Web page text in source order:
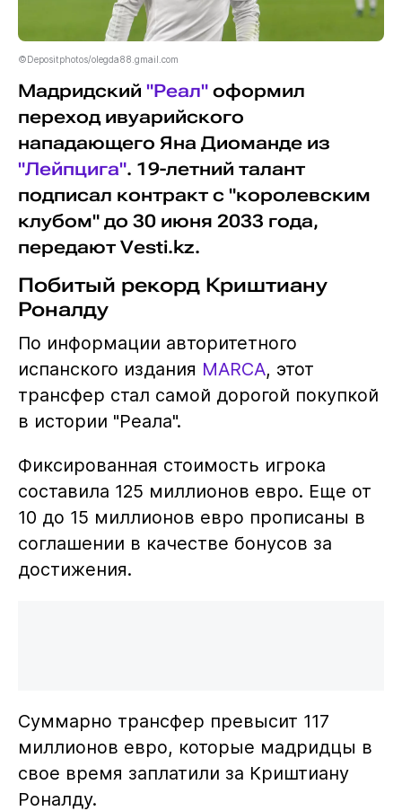
©Depositphotos/olegda88.gmail.com
Мадридский "Реал"оформил
переход ивуарийского
нападающего Яна Диоманде из
"Лейпцига". 19-летний талант
подписал контракт с "королевским
клубом" до 30 июня 2033 года,
передают Vesti.kz.
Побитый рекорд Криштиану
Роналду
По информации авторитетного
испанского издания MARCA, этот
трансфер стал самой дорогой покупкой
в истории "Реала".
Фиксированная стоимость игрока
составила 125 миллионов евро. Еще от
10 до 15 миллионов евро прописаны в
соглашении в качестве бонусов за
достижения.
Суммарно трансфер превысит 117
миллионов евро, которые мадридцы в
свое время заплатили за Криштиану
Роналду.